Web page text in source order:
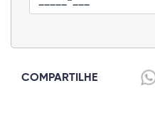
COMPARTILHE